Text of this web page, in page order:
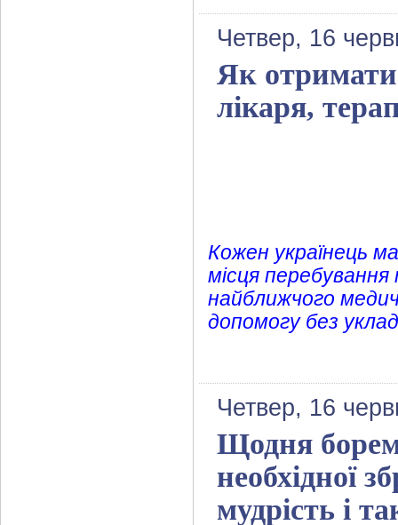
Четвер, 16
Як отримати
лікаря,
Кожен українець
місця
найближчого
допомогу без
Четвер, 16
Щодня
необхідної
мудрість і